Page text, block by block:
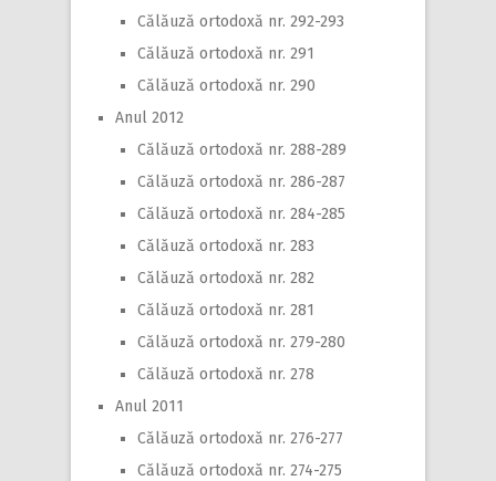
Călăuză ortodoxă nr. 292-293
Călăuză ortodoxă nr. 291
Călăuză ortodoxă nr. 290
Anul 2012
Călăuză ortodoxă nr. 288-289
Călăuză ortodoxă nr. 286-287
Călăuză ortodoxă nr. 284-285
Călăuză ortodoxă nr. 283
Călăuză ortodoxă nr. 282
Călăuză ortodoxă nr. 281
Călăuză ortodoxă nr. 279-280
Călăuză ortodoxă nr. 278
Anul 2011
Călăuză ortodoxă nr. 276-277
Călăuză ortodoxă nr. 274-275